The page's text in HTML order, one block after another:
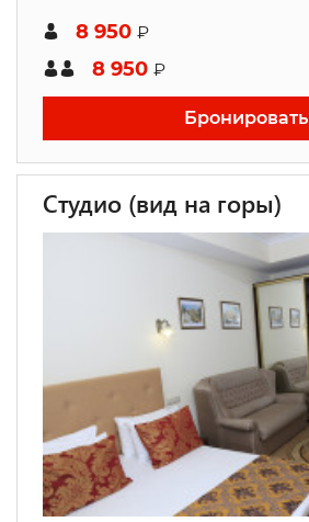
8 950 ₽
8 950 ₽
Бронировать
Студио (вид на горы)